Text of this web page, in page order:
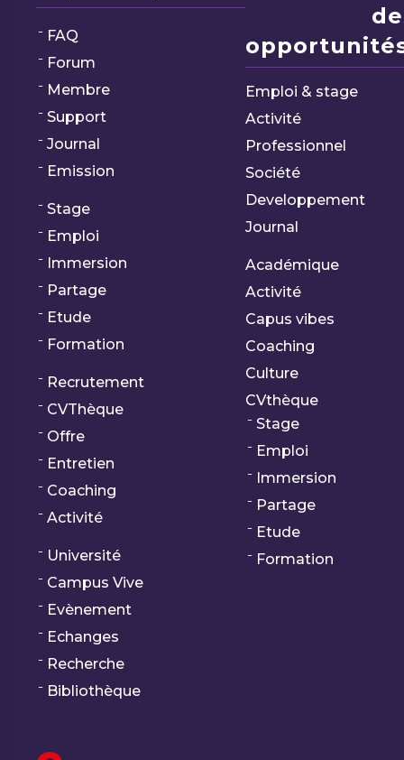
FAQ
Forum
Membre
Support
Journal
Emission
Stage
Emploi
Immersion
Partage
Etude
Formation
Recrutement
CVThèque
Offre
Entretien
Coaching
Activité
Université
Campus Vive
Evènement
Echanges
Recherche
Bibliothèque
Emploi & stage
Activité
Professionnel
Société
Developpement
Journal
Académique
Activité
Capus vibes
Coaching
Culture
CVthèque
Stage
Emploi
Immersion
Partage
Etude
Formation